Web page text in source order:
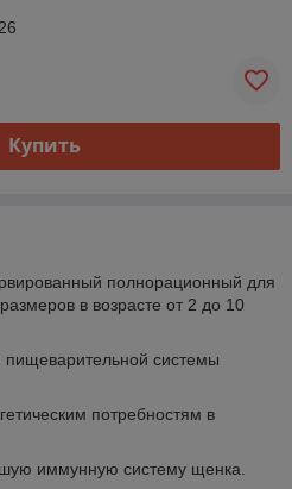
Купить
полнорационный для
в возрасте от 2 до 10
пищеварительной системы
потребностям в
иммунную систему щенка.